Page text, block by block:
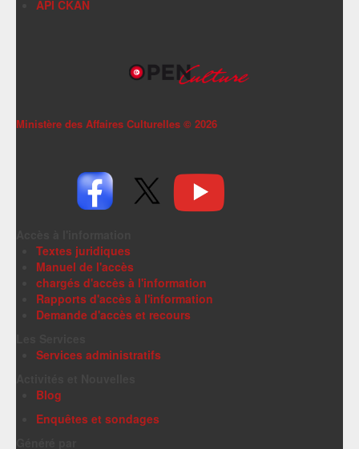
API CKAN
Ministère des Affaires Culturelles © 2026
Textes juridiques
Manuel de l'accès
chargés d'accès à l'information
Rapports d'accès à l'information
Demande d'accès et recours
Services administratifs
Blog
Enquêtes et sondages